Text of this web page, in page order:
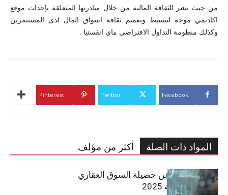
من حيث نشر الثقافة المالية من خلال مبادرتها المتعلقة بإحداث موقع
اكاديمي موجه لتبسيط وتعميم ثقافة اسواق المال لدى المستثمرين
وكذلك منظومة التداول الافتراضي ماي انفستيا .
Facebook
Twitter
Pinterest
المواد ذات الصلة أكثر من مؤلف
مبوب تكشف عن حصيلة السوق العقاري
في تونس لسنة 2025